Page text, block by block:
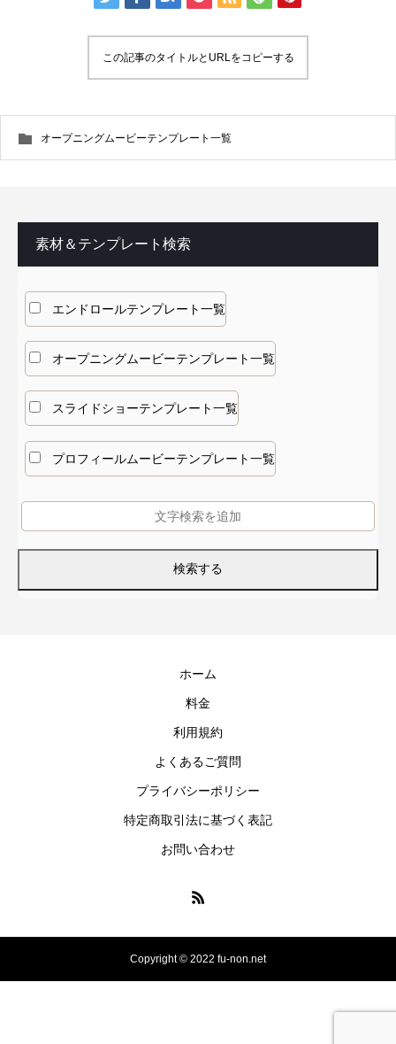
この記事のタイトルとURLをコピーする
オープニングムービーテンプレート一覧
素材＆テンプレート検索
エンドロールテンプレート一覧
オープニングムービーテンプレート一覧
スライドショーテンプレート一覧
プロフィールムービーテンプレート一覧
ホーム
料金
利用規約
よくあるご質問
プライバシーポリシー
特定商取引法に基づく表記
お問い合わせ
Copyright © 2022 fu-non.net